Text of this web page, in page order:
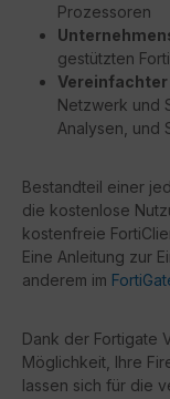
Prozessoren
gestützten
Vereinfachter
Netzwerk und
Analysen, und
Bestandteil einer
die kostenlose
kostenfreie
Eine Anleitung zur
anderem im
Dank der Fortigate
Möglichkeit, Ihre
lassen sich für die